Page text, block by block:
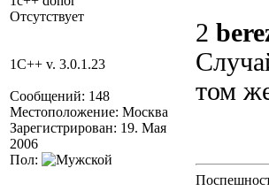
Отсутствует
1C++ v. 3.0.1.23
Сообщений: 148
Местоположение: Москва
Зарегистрирован: 19. Мая
2006
Пол:
2
том